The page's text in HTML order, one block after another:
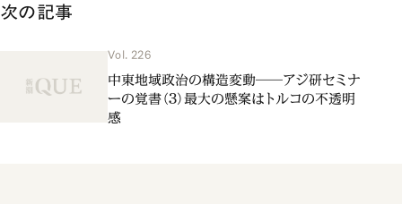
次の記事
Vol. 226
中東地域政治の構造変動――アジ研セミナ
ーの覚書（３）最大の懸案はトルコの不透明
感